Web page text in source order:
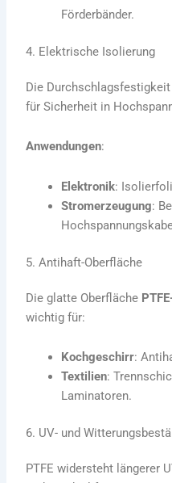
Förderbänder.
4. Elektrische Isolierung
Die Durchschlagsfestigkeit
für Sicherheit in
Anwendungen:
Elektronik:
Stromerzeugung:
5. Antihaft-Oberfläche
Die glatte Oberfläche
wichtig für:
Kochgeschirr:
Textilien:
Laminatoren.
6. UV- und
PTFE widersteht längerer